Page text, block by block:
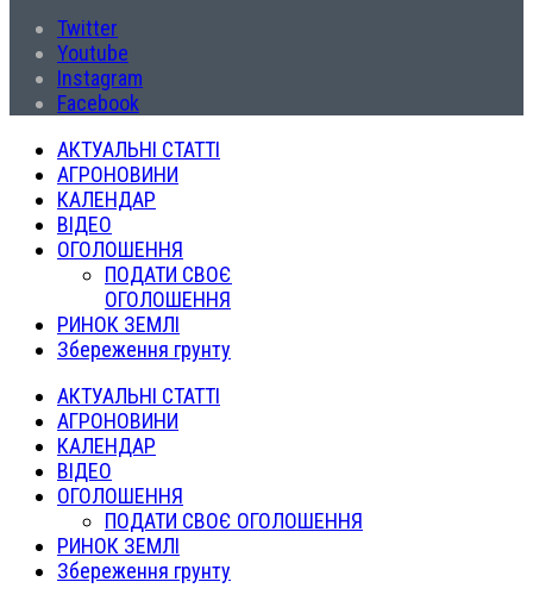
Twitter
Youtube
Instagram
Facebook
АКТУАЛЬНІ СТАТТІ
АГРОНОВИНИ
КАЛЕНДАР
ВІДЕО
ОГОЛОШЕННЯ
ПОДАТИ СВОЄ
ОГОЛОШЕННЯ
РИНОК ЗЕМЛІ
Збереження грунту
АКТУАЛЬНІ СТАТТІ
АГРОНОВИНИ
КАЛЕНДАР
ВІДЕО
ОГОЛОШЕННЯ
ПОДАТИ СВОЄ ОГОЛОШЕННЯ
РИНОК ЗЕМЛІ
Збереження грунту